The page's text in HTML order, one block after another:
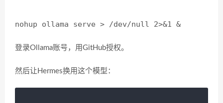
nohup ollama serve > /dev/null 2>&1 &
登录Ollama账号，用GitHub授权。
然后让Hermes换用这个模型：